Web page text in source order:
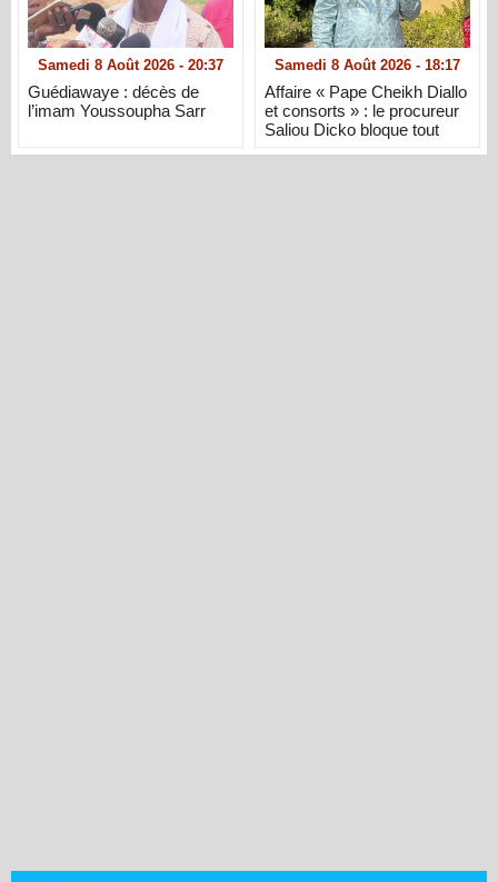
Samedi 8 Août 2026 - 20:37
Guédiawaye : décès de
l’imam Youssoupha Sarr
Samedi 8 Août 2026 - 18:17
Affaire « Pape Cheikh Diallo
et consorts » : le procureur
Saliou Dicko bloque tout